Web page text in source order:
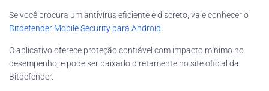
Se você procura um antivírus eficiente e discreto, vale conhecer o
Bitdefender Mobile Security para Android
O aplicativo oferece proteção confiável com impacto mínimo no
desempenho, e pode ser baixado diretamente no site oficial da
Bitdefender.